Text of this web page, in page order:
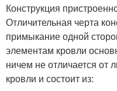
Конструкция
Отличительная черта
примыкание одной
элементам кровли
ничем не отличается от
кровли и состоит из: